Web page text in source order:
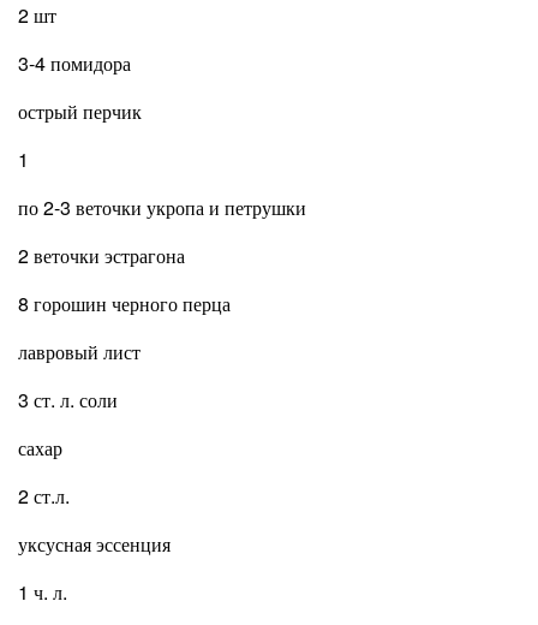
2 шт
3-4 помидора
острый перчик
1
по 2-3 веточки укропа и петрушки
2 веточки эстрагона
8 горошин черного перца
лавровый лист
3 ст. л. соли
сахар
2 ст.л.
уксусная эссенция
1 ч. л.